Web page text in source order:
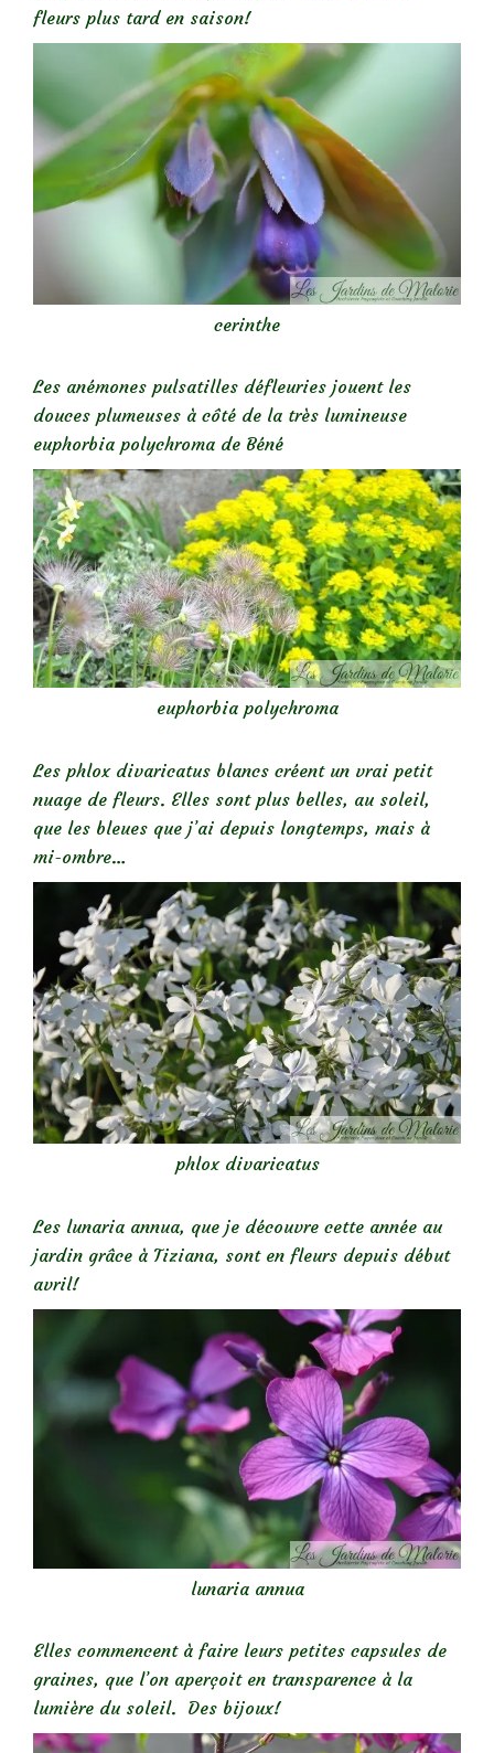
fleurs plus tard en saison!
cerinthe
Les anémones pulsatilles défleuries jouent les
douces plumeuses à côté de la très lumineuse
euphorbia polychroma de Béné
euphorbia polychroma
Les phlox divaricatus blancs créent un vrai petit
nuage de fleurs. Elles sont plus belles, au soleil,
que les bleues que j’ai depuis longtemps, mais à
mi-ombre…
phlox divaricatus
Les lunaria annua, que je découvre cette année au
jardin grâce à Tiziana, sont en fleurs depuis début
avril!
lunaria annua
Elles commencent à faire leurs petites capsules de
graines, que l’on aperçoit en transparence à la
lumière du soleil. Des bijoux!